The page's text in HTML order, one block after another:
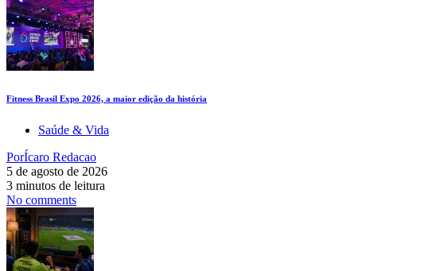
Fitness Brasil Expo 2026, a maior edição da história
Saúde & Vida
PorÍcaro Redacao
5 de agosto de 2026
3 minutos de leitura
No comments